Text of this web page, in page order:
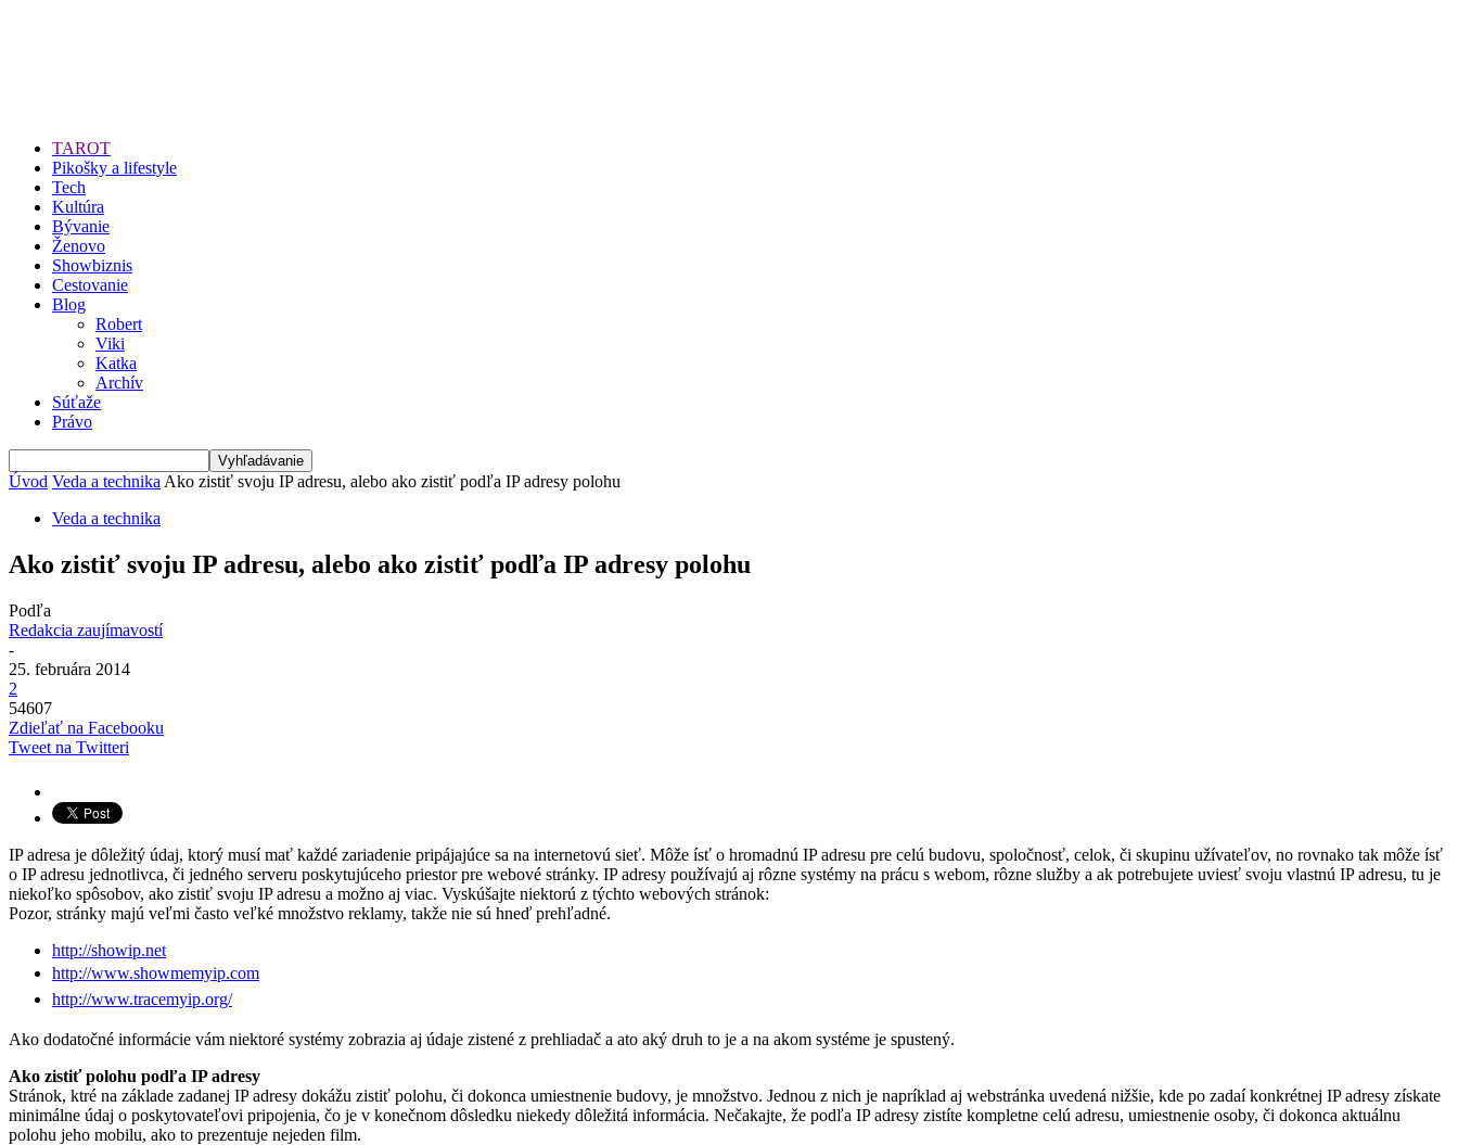
TAROT
Pikošky a lifestyle
Tech
Kultúra
Bývanie
Ženovo
Showbiznis
Cestovanie
Blog
Robert
Viki
Katka
Archív
Súťaže
Právo
Úvod Veda a technika Ako zistiť svoju IP adresu, alebo ako zistiť podľa IP adresy polohu
Veda a technika
Ako zistiť svoju IP adresu, alebo ako zistiť podľa IP adresy polohu
Podľa
Redakcia zaujímavostí
-
25. februára 2014
2
54607
Zdieľať na Facebooku
Tweet na Twitteri
IP adresa je dôležitý údaj, ktorý musí mať každé zariadenie pripájajúce sa na internetovú sieť. Môže ísť o hromadnú IP adresu pre celú budovu, spoločnosť, celok, či skupinu užívateľov, no rovnako tak môže ísť
o IP adresu jednotlivca, či jedného serveru poskytujúceho priestor pre webové stránky. IP adresy používajú aj rôzne systémy na prácu s webom, rôzne služby a ak potrebujete uviesť svoju vlastnú IP adresu, tu je
niekoľko spôsobov, ako zistiť svoju IP adresu a možno aj viac. Vyskúšajte niektorú z týchto webových stránok:
Pozor, stránky majú veľmi často veľké množstvo reklamy, takže nie sú hneď prehľadné.
http://showip.net
http://www.showmemyip.com
http://www.tracemyip.org/
Ako dodatočné informácie vám niektoré systémy zobrazia aj údaje zistené z prehliadač a ato aký druh to je a na akom systéme je spustený.
Ako zistiť polohu podľa IP adresy
Stránok, ktré na základe zadanej IP adresy dokážu zistiť polohu, či dokonca umiestnenie budovy, je množstvo. Jednou z nich je napríklad aj webstránka uvedená nižšie, kde po zadaí konkrétnej IP adresy získate
minimálne údaj o poskytovateľovi pripojenia, čo je v konečnom dôsledku niekedy dôležitá informácia. Nečakajte, že podľa IP adresy zistíte kompletne celú adresu, umiestnenie osoby, či dokonca aktuálnu
polohu jeho mobilu, ako to prezentuje nejeden film.